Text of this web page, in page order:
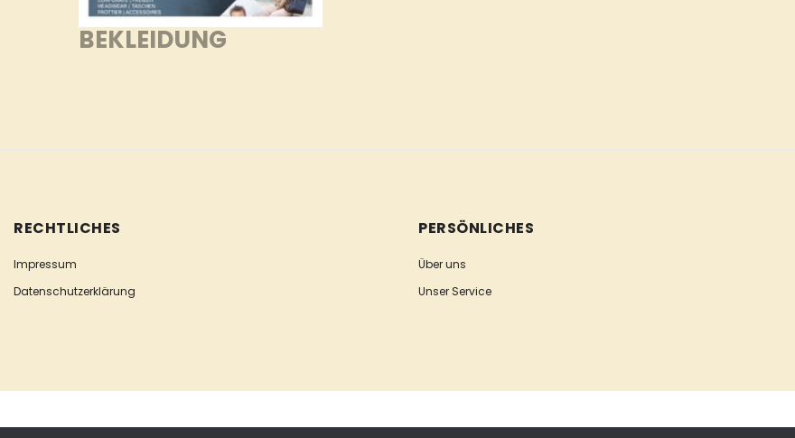
BEKLEIDUNG
RECHTLICHES
Impressum
Datenschutzerklärung
PERSÖNLICHES
Über uns
Unser Service